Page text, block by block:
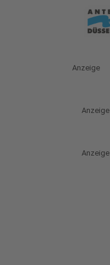
Anzeige
Anzeige
Anzeige